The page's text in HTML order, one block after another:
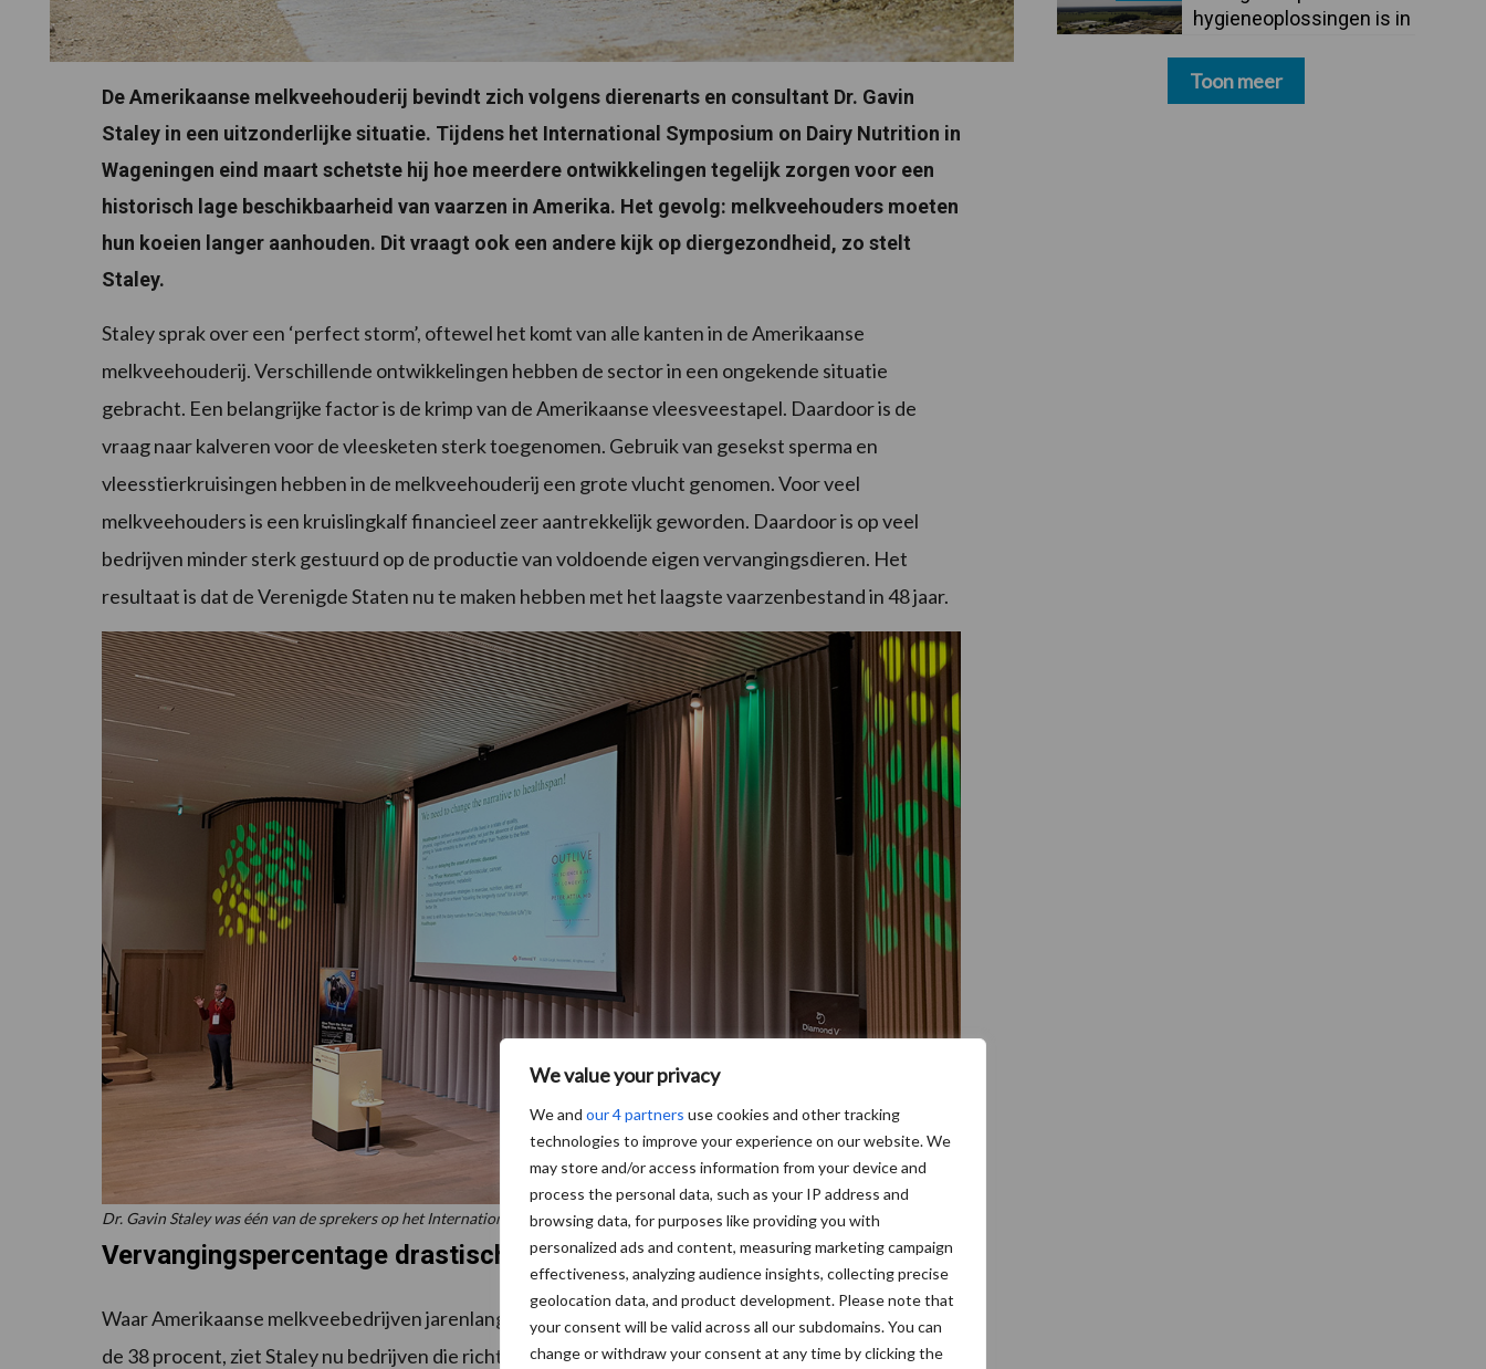
We value your privacy
We and our 4 partners use cookies and other tracking
technologies to improve your experience on our website. We
may store and/or access information from your device and
process the personal data, such as your IP address and
browsing data, for purposes like providing you with
personalized ads and content, measuring marketing campaign
effectiveness, analyzing audience insights, collecting precise
geolocation data, and product development. Please note that
your consent will be valid across all our subdomains. You can
change or withdraw your consent at any time by clicking the
De Amerikaanse melkveehouderij bevindt zich volgens dierenarts en consultant Dr. Gavin
Staley in een uitzonderlijke situatie. Tijdens het International Symposium on Dairy Nutrition in
Wageningen eind maart schetste hij hoe meerdere ontwikkelingen tegelijk zorgen voor een
historisch lage beschikbaarheid van vaarzen in Amerika. Het gevolg: melkveehouders moeten
hun koeien langer aanhouden. Dit vraagt ook een andere kijk op diergezondheid, zo stelt
Staley.
Staley sprak over een ‘perfect storm’, oftewel het komt van alle kanten in de Amerikaanse
melkveehouderij. Verschillende ontwikkelingen hebben de sector in een ongekende situatie
gebracht. Een belangrijke factor is de krimp van de Amerikaanse vleesveestapel. Daardoor is de
vraag naar kalveren voor de vleesketen sterk toegenomen. Gebruik van gesekst sperma en
vleesstierkruisingen hebben in de melkveehouderij een grote vlucht genomen. Voor veel
melkveehouders is een kruislingkalf financieel zeer aantrekkelijk geworden. Daardoor is op veel
bedrijven minder sterk gestuurd op de productie van voldoende eigen vervangingsdieren. Het
resultaat is dat de Verenigde Staten nu te maken hebben met het laagste vaarzenbestand in 48 jaar.
Dr. Gavin Staley was één van de sprekers op het International Symposium on Dairy Nutrition in Wageningen afgelopen maart.
Vervangingspercentage drastisch gedaald
Waar Amerikaanse melkveebedrijven jarenlang gewend waren aan vervangingspercentages rond
de 38 procent, ziet Staley nu bedrijven die richting 30 procent of zelfs 25 procent zakken. Dat is
hygieneoplossingen is in
Toon meer